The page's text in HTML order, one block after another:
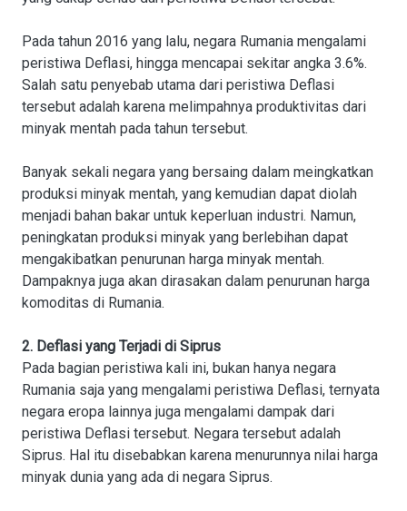
Pada tahun 2016 yang lalu, negara Rumania mengalami
peristiwa Deflasi, hingga mencapai sekitar angka 3.6%.
Salah satu penyebab utama dari peristiwa Deflasi
tersebut adalah karena melimpahnya produktivitas dari
minyak mentah pada tahun tersebut.
Banyak sekali negara yang bersaing dalam meingkatkan
produksi minyak mentah, yang kemudian dapat diolah
menjadi bahan bakar untuk keperluan industri. Namun,
peningkatan produksi minyak yang berlebihan dapat
mengakibatkan penurunan harga minyak mentah.
Dampaknya juga akan dirasakan dalam penurunan harga
komoditas di Rumania.
2. Deflasi yang Terjadi di Siprus
Pada bagian peristiwa kali ini, bukan hanya negara
Rumania saja yang mengalami peristiwa Deflasi, ternyata
negara eropa lainnya juga mengalami dampak dari
peristiwa Deflasi tersebut. Negara tersebut adalah
Siprus. Hal itu disebabkan karena menurunnya nilai harga
minyak dunia yang ada di negara Siprus.